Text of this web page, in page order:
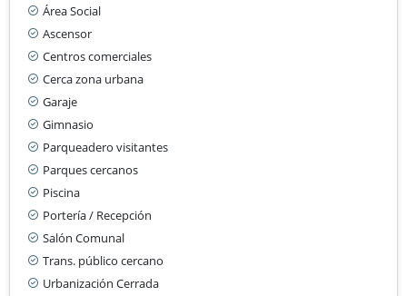
Área Social
Ascensor
Centros comerciales
Cerca zona urbana
Garaje
Gimnasio
Parqueadero visitantes
Parques cercanos
Piscina
Portería / Recepción
Salón Comunal
Trans. público cercano
Urbanización Cerrada